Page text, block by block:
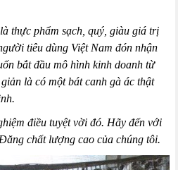
thực phẩm sạch, quý, giàu giá trị
tiêu dùng Việt Nam đón nhận
bắt đầu mô hình kinh doanh từ
là có một bát canh gà ác thật
điều tuyệt vời đó. Hãy đến với
chất lượng cao của chúng tôi.